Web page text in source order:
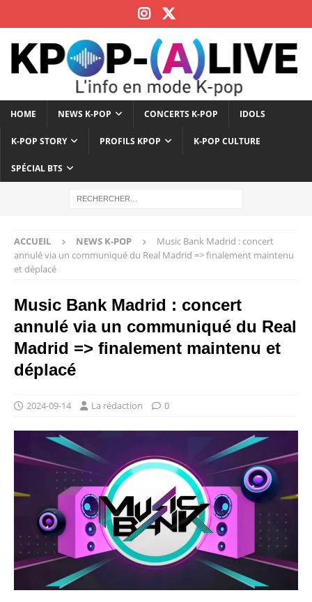
HOME NEWS K-POP CONCERTS K-POP IDOLS
K-POP STORY PROFILS KPOP K-POP CULTURE
SPÉCIAL BTS
ACCUEIL NEWS K-POP
Music Bank Madrid : concert
annulé via un communiqué du Real Madrid => finalement maintenu
et déplacé
Music Bank Madrid : concert
annulé via un communiqué du Real
Madrid => finalement maintenu et
déplacé
2024-09-14 La rédaction 0